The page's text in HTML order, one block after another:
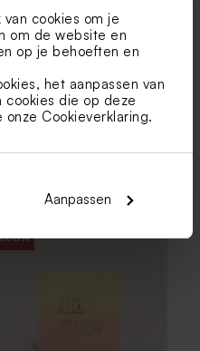
cookies om je
om de website en
op je behoeften en
het aanpassen van
cookies die op deze
onze Cookieverklaring.
Aanpassen
menukaart met
en naam
afgeronde hoeken en
in folie